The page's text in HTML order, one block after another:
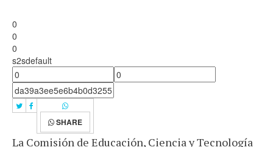
0
0
0
s2sdefault
SHARE
La Comisión de Educación, Ciencia y Tecnología